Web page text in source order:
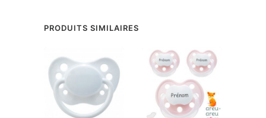
PRODUITS SIMILAIRES